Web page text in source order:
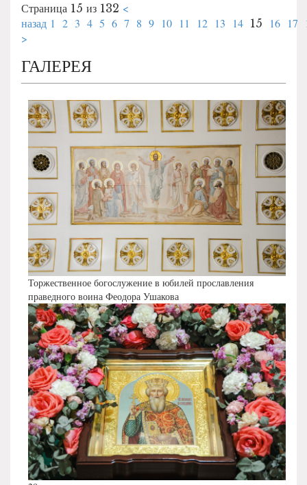
Страница 15 из 132 <
назад 1 2 3 4 5 6 7 8 9 10 11 12 13 14 15 16 17
>
ГАЛЕРЕЯ
Торжественное богослужение в юбилей прославления
праведного воина Феодора Ушакова